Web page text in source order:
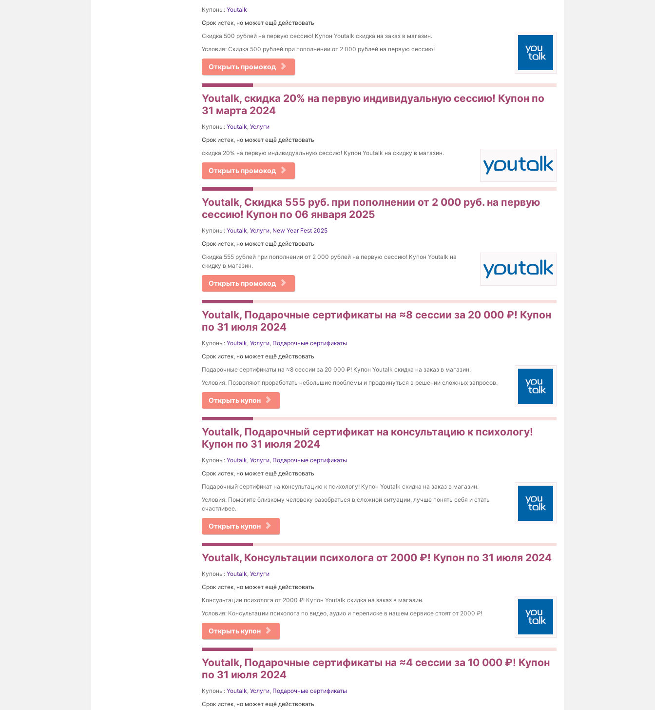
Купоны: Youtalk
Срок истек, но может ещё действовать
Скидка 500 рублей на первую сессию! Купон Youtalk скидка на заказ в магазин.
Условия: Скидка 500 рублей при пополнении от 2 000 рублей на первую сессию!
Открыть промокод
Youtalk, скидка 20% на первую индивидуальную сессию! Купон по
31 марта 2024
Купоны: Youtalk, Услуги
Срок истек, но может ещё действовать
скидка 20% на первую индивидуальную сессию! Купон Youtalk на скидку в магазин.
Открыть промокод
Youtalk, Скидка 555 руб. при пополнении от 2 000 руб. на первую
сессию! Купон по 06 января 2025
Купоны: Youtalk, Услуги, New Year Fest 2025
Срок истек, но может ещё действовать
Скидка 555 рублей при пополнении от 2 000 рублей на первую сессию! Купон Youtalk на
скидку в магазин.
Открыть промокод
Youtalk, Подарочные сертификаты на ≈8 сессии за 20 000 ₽! Купон
по 31 июля 2024
Купоны: Youtalk, Услуги, Подарочные сертификаты
Срок истек, но может ещё действовать
Подарочные сертификаты на ≈8 сессии за 20 000 ₽! Купон Youtalk скидка на заказ в магазин.
Условия: Позволяют проработать небольшие проблемы и продвинуться в решении сложных запросов.
Открыть купон
Youtalk, Подарочный сертификат на консультацию к психологу!
Купон по 31 июля 2024
Купоны: Youtalk, Услуги, Подарочные сертификаты
Срок истек, но может ещё действовать
Подарочный сертификат на консультацию к психологу! Купон Youtalk скидка на заказ в магазин.
Условия: Помогите близкому человеку разобраться в сложной ситуации, лучше понять себя и стать
счастливее.
Открыть купон
Youtalk, Консультации психолога от 2000 ₽! Купон по 31 июля 2024
Купоны: Youtalk, Услуги
Срок истек, но может ещё действовать
Консультации психолога от 2000 ₽! Купон Youtalk скидка на заказ в магазин.
Условия: Консультации психолога по видео, аудио и переписке в нашем сервисе стоят от 2000 ₽!
Открыть купон
Youtalk, Подарочные сертификаты на ≈4 сессии за 10 000 ₽! Купон
по 31 июля 2024
Купоны: Youtalk, Услуги, Подарочные сертификаты
Срок истек, но может ещё действовать